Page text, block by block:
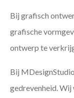
Bij grafisch
grafische
ontwerp te
Bij
gedrevenheid.